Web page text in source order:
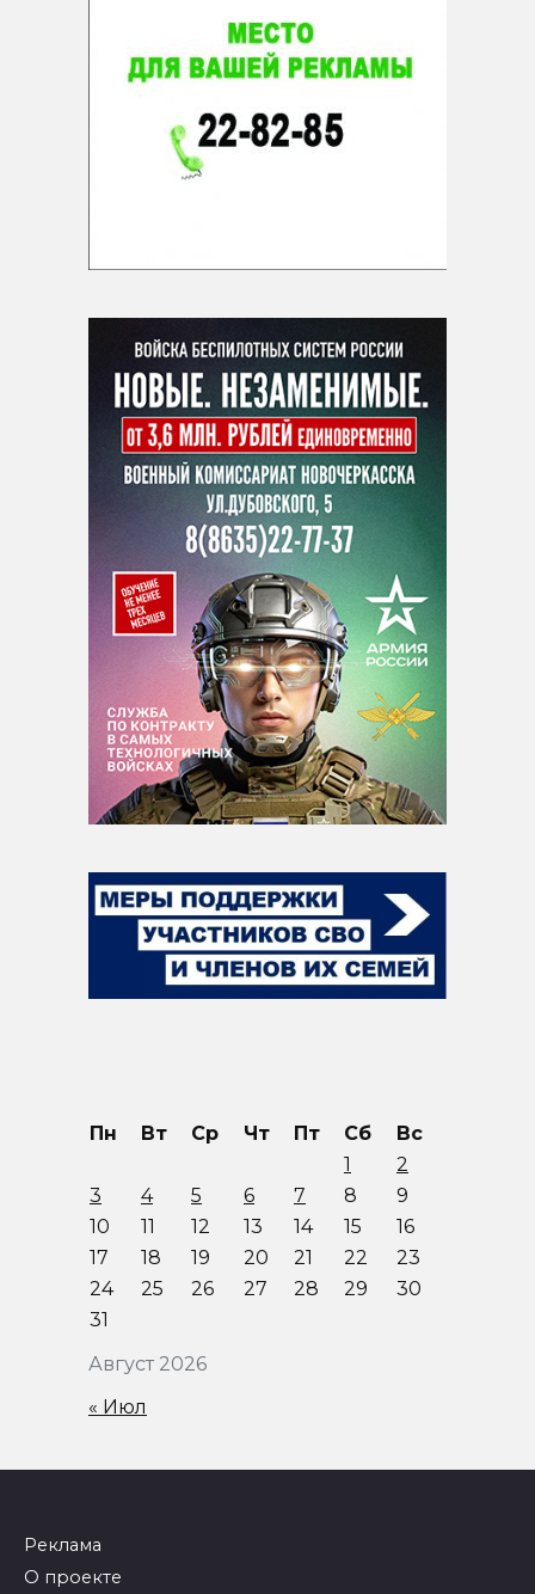
Август 2026
Пн Вт Ср Чт Пт Сб
Вс
1
2
3
4 5 6 7 8
9
10
11 12 13 14 15
16
17
18 19 20 21 22
23
24
25 26 27 28 29
30
31
« Июл
Реклама
О проекте